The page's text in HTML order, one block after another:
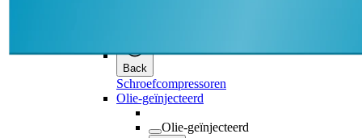
Back
Schroefcompressoren
Olie-geïnjecteerd
Olie-geïnjecteerd